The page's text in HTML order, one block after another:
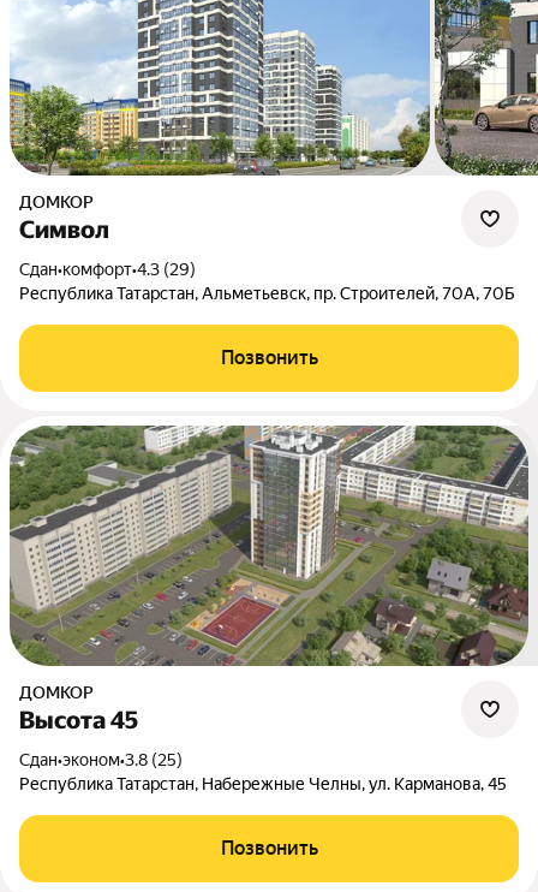
ДОМКОР
Символ
Сдан•комфорт•4.3 (29)
Республика Татарстан, Альметьевск, пр. Строителей, 70А, 70Б
Позвонить
ДОМКОР
Высота 45
Сдан•эконом•3.8 (25)
Республика Татарстан, Набережные Челны, ул. Карманова, 45
Позвонить